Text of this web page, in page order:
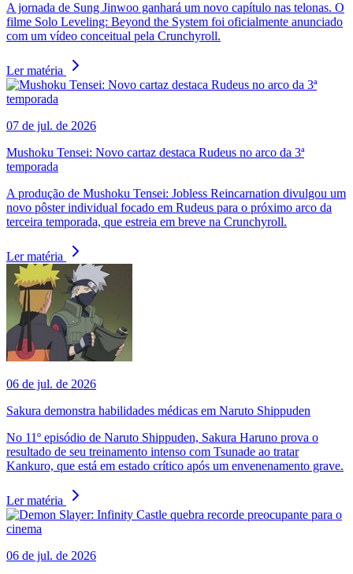
A jornada de Sung Jinwoo ganhará um novo capítulo nas telonas. O
filme Solo Leveling: Beyond the System foi oficialmente anunciado
com um vídeo conceitual pela Crunchyroll.
Ler matéria
07 de jul. de 2026
Mushoku Tensei: Novo cartaz destaca Rudeus no arco da 3ª
temporada
A produção de Mushoku Tensei: Jobless Reincarnation divulgou um
novo pôster individual focado em Rudeus para o próximo arco da
terceira temporada, que estreia em breve na Crunchyroll.
Ler matéria
06 de jul. de 2026
Sakura demonstra habilidades médicas em Naruto Shippuden
No 11º episódio de Naruto Shippuden, Sakura Haruno prova o
resultado de seu treinamento intenso com Tsunade ao tratar
Kankuro, que está em estado crítico após um envenenamento grave.
Ler matéria
06 de jul. de 2026